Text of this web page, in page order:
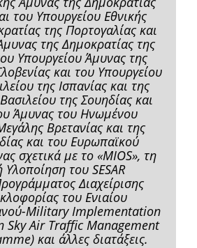
του Υπουργείου Εθνικής
της Πορτογαλίας και
της Δημοκρατίας της
Υπουργείου Άμυνας της
και του Υπουργείου
της Ισπανίας και της
της Σουηδίας και
Άμυνας του Ηνωμένου
Βρετανίας και της
και του Ευρωπαϊκού
σχετικά με το «MIOS», τη
Υλοποίηση του SESAR
Διαχείρισης
του Ενιαίου
Military Implementation
Sky Air Traffic Management
και άλλες διατάξεις.